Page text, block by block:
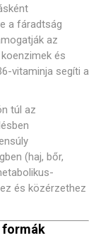
a fáradtság
az
és
vitaminja segíti a
túl az
(haj, bőr,
és közérzethez
formák